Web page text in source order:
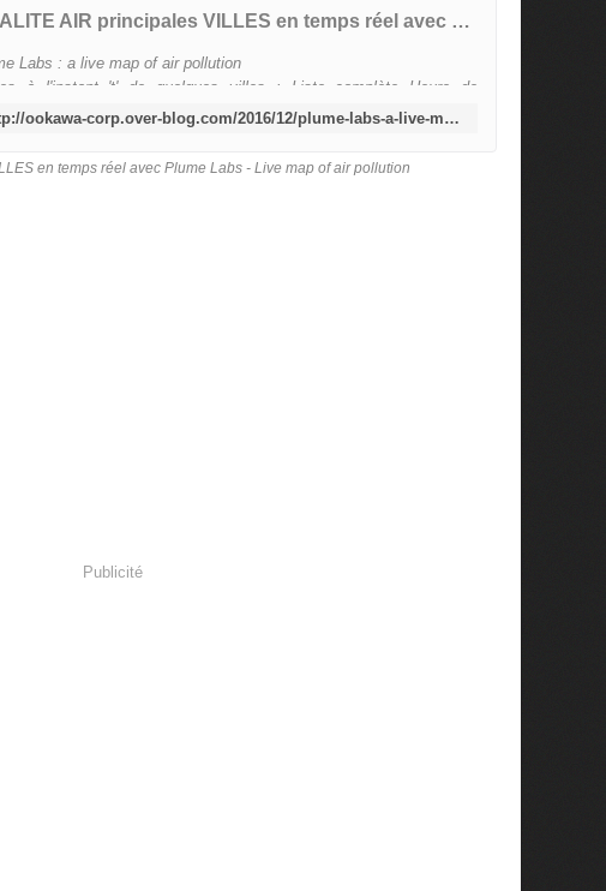
QUALITE AIR principales VILLES en temps réel avec Plume Labs - Live map of air pollution
Labs : a live map of air pollution
à l'instant 't' de quelques villes : Liste complète Heure de
: 11H00 GMT00 le 14/12/2016
air.plumelabs.com/en/live/frankfurt
http://ookawa-corp.over-blog.com/2016/12/plume-labs-a-live-map-of-air-pollution-dare-to-be-better-ok.html
en temps réel avec Plume Labs - Live map of air pollution
Publicité